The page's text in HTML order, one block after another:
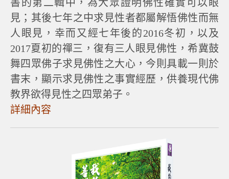
書的第二輯中，為大眾證明佛性確實可以眼
見；其後七年之中求見性者都屬解悟佛性而無
人眼見，幸而又經七年後的2016冬初，以及
2017夏初的禪三，復有三人眼見佛性，希冀鼓
舞四眾佛子求見佛性之大心，今則具載一則於
書末，顯示求見佛性之事實經歷，供養現代佛
教界欲得見性之四眾弟子。
詳細內容